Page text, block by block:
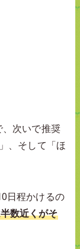
次いで推奨
、そして「ほ
日程かけるの
数近くがそ